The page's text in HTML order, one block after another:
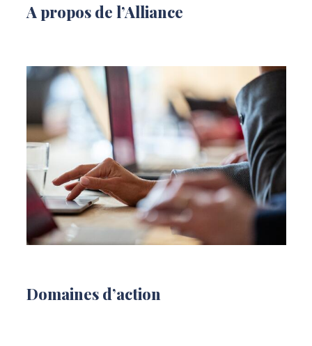
A propos de l’Alliance
Domaines d’action